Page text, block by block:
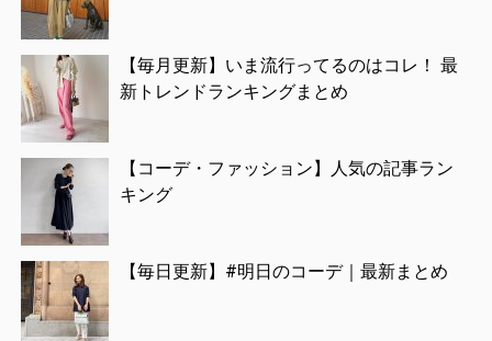
【毎月更新】いま流行ってるのはコレ！ 最
新トレンドランキングまとめ
【コーデ・ファッション】人気の記事ラン
キング
【毎日更新】#明日のコーデ｜最新まとめ